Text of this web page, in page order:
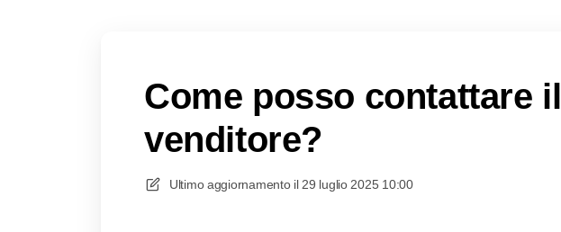
Come posso contattare il
venditore?
Ultimo aggiornamento il 29 luglio 2025 10:00